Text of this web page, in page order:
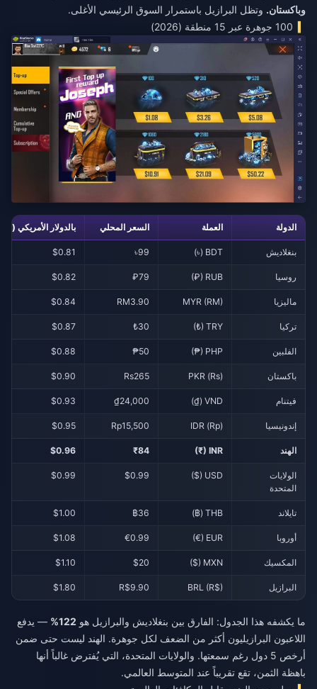
وباكستان. وتظل البرازيل باستمرار السوق الرئيسي الأغلى.
100 جوهرة عبر 15 منطقة (2026)
الدولة العملة السعر المحلي بالدولار الأمريكي (~)
بنغلاديش BDT (৳)
৳99
$0.81
روسيا RUB (₽)
₽79
$0.82
ماليزيا MYR (RM)
RM3.90
$0.84
تركيا TRY (₺)
₺30
$0.87
الفلبين PHP (₱)
₱50
$0.88
باكستان PKR (Rs)
Rs265
$0.90
فيتنام VND (₫)
₫24,000
$0.93
إندونيسيا IDR (Rp)
Rp15,500
$0.95
الهند INR (₹)
₹84
$0.96
الولايات
المتحدة
USD ($)
$0.99
$0.99
تايلاند THB (฿)
฿36
$1.00
أوروبا EUR (€)
€0.99
$1.08
المكسيك MXN ($)
$20
$1.10
البرازيل BRL (R$)
R$9.90
$1.80
ما يكشفه هذا الجدول: الفارق بين بنغلاديش والبرازيل هو 122%
— يدفع
اللاعبون البرازيليون أكثر من الضعف لكل جوهرة. الهند ليست حتى ضمن
أرخص 5 دول رغم سمعتها. والولايات المتحدة، التي يُفترض غالباً أنها
باهظة الثمن، تقع تقريباً عند المتوسط العالمي.